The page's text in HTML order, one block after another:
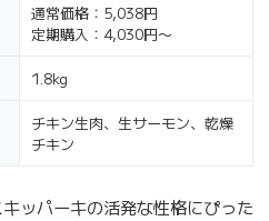
通常価格：5,038円
定期購入：4,030円〜
1.8kg
チキン生肉、生サーモン、乾燥
チキン
ッパーキの活発な性格にぴった